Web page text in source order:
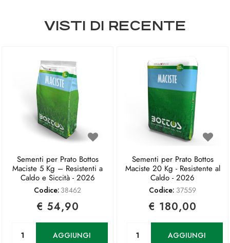
VISTI DI RECENTE
Sementi per Prato Bottos
Maciste 5 Kg – Resistenti a
Caldo e Siccità - 2026
Codice: 38462
€ 54,90
AGGIUNGI
Sementi per Prato Bottos
Maciste 20 Kg - Resistente al
Caldo - 2026
Codice: 37559
€ 180,00
AGGIUNGI